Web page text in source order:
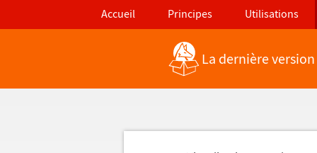
Accueil Principes Utilisations
La dernière